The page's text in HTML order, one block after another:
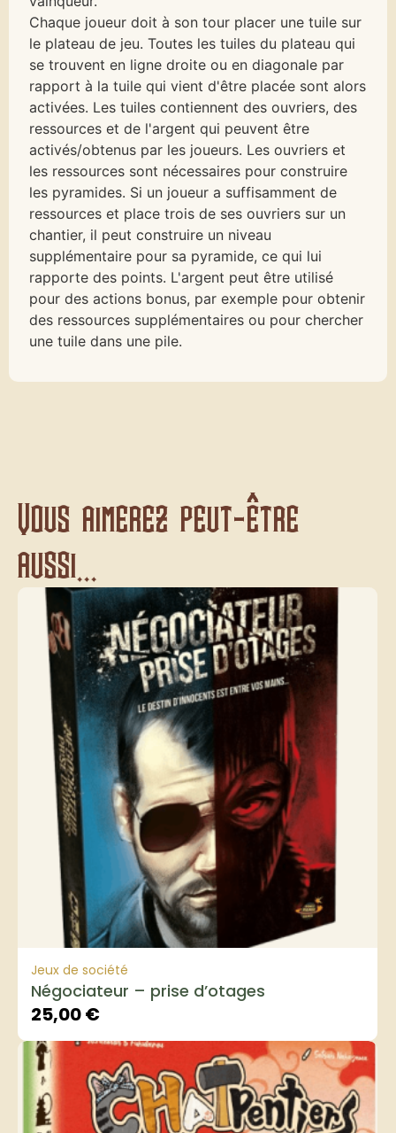
Chaque joueur doit à son tour placer une tuile sur
le plateau de jeu. Toutes les tuiles du plateau qui
se trouvent en ligne droite ou en diagonale par
rapport à la tuile qui vient d'être placée sont alors
activées. Les tuiles contiennent des ouvriers, des
ressources et de l'argent qui peuvent être
activés/obtenus par les joueurs. Les ouvriers et
les ressources sont nécessaires pour construire
les pyramides. Si un joueur a suffisamment de
ressources et place trois de ses ouvriers sur un
chantier, il peut construire un niveau
supplémentaire pour sa pyramide, ce qui lui
rapporte des points. L'argent peut être utilisé
pour des actions bonus, par exemple pour obtenir
des ressources supplémentaires ou pour chercher
une tuile dans une pile.
Vous aimerez peut-être
aussi...
Jeux de société
Négociateur – prise d’otages
25,00€